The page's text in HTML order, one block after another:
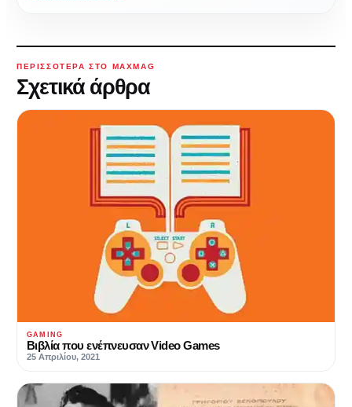
ΠΕΡΙΣΣΌΤΕΡΑ ΣΤΟ MAXMAG
Σχετικά άρθρα
GAMING
Bιβλία που ενέπνευσαν Video Games
25 Απριλίου, 2021